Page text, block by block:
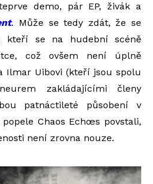
demo, pár EP, živák a
. Může se tedy zdát, že se
kteří se na hudební scéně
což ovšem není úplně
Ilmar Uibovi (kteří jsou spolu
zakládajícími členy
patnáctileté působení v
Chaos Echœs povstali,
není zrovna nouze.